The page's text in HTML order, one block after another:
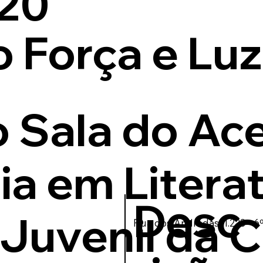
Força e
do
em
da
Desc
Rua dos Andradas, 1.223 -